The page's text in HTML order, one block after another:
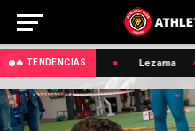
🔥 TENDENCIAS
Maroan Sannadi Lezama